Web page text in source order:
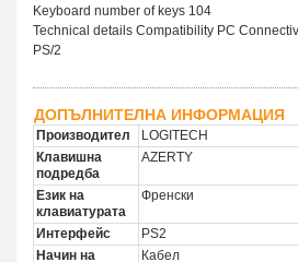
Keyboard number of keys 104
Technical details Compatibility PC
PS/2
ДОПЪЛНИТЕЛНА ИНФОРМАЦИЯ
Производител
LOGITECH
Клавишна
подредба
AZERTY
Език на
клавиатурата
Френски
Интерфейс
PS2
Начин на
Кабел